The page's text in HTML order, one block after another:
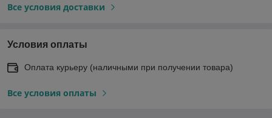
Все условия доставки
Условия оплаты
Оплата курьеру (наличными при получении товара)
Все условия оплаты